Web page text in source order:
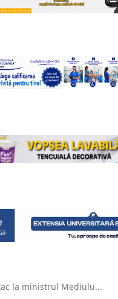
la ministrul Mediulu...